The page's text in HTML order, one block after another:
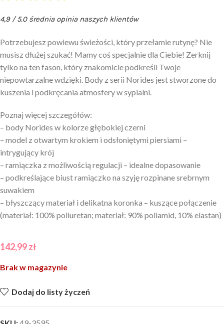
4,9 / 5.0 średnia opinia naszych klientów
Potrzebujesz powiewu świeżości, który przełamie rutynę? Nie
musisz dłużej szukać! Mamy coś specjalnie dla Ciebie! Zerknij
tylko na ten fason, który znakomicie podkreśli Twoje
niepowtarzalne wdzięki. Body z serii Norides jest stworzone do
kuszenia i podkręcania atmosfery w sypialni.
Poznaj więcej szczegółów:
– body Norides w kolorze głębokiej czerni
– model z otwartym krokiem i odsłoniętymi piersiami –
intrygujący krój
– ramiączka z możliwością regulacji – idealne dopasowanie
– podkreślające biust ramiączko na szyję rozpinane srebrnym
suwakiem
– błyszczący materiał i delikatna koronka – kuszące połączenie
(materiał: 100% poliuretan; materiał: 90% poliamid, 10% elastan)
142,99zł
Brak w magazynie
Dodaj do listy życzeń